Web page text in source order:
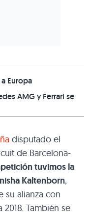
Europa
AMG y Ferrari se
disputado el
de Barcelona-
tuvimos la
Kaltenborn,
alianza con
También se